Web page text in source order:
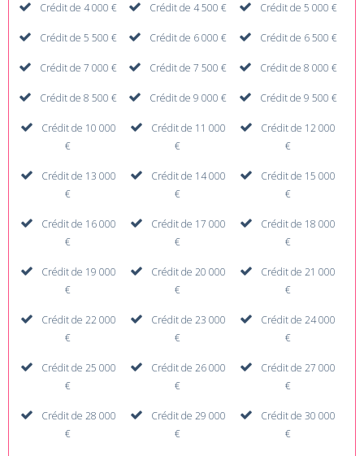
Crédit de 4 000 € Crédit de 4 500 € Crédit de 5 000 €
Crédit de 5 500 € Crédit de 6 000 € Crédit de 6 500 €
Crédit de 7 000 € Crédit de 7 500 € Crédit de 8 000 €
Crédit de 8 500 € Crédit de 9 000 € Crédit de 9 500 €
Crédit de 10 000
€
Crédit de 11 000
€
Crédit de 12 000
€
Crédit de 13 000
€
Crédit de 14 000
€
Crédit de 15 000
€
Crédit de 16 000
€
Crédit de 17 000
€
Crédit de 18 000
€
Crédit de 19 000
€
Crédit de 20 000
€
Crédit de 21 000
€
Crédit de 22 000
€
Crédit de 23 000
€
Crédit de 24 000
€
Crédit de 25 000
€
Crédit de 26 000
€
Crédit de 27 000
€
Crédit de 28 000
€
Crédit de 29 000
€
Crédit de 30 000
€